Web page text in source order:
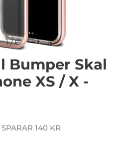
1/6
Bumper Skal
XS / X -
140 KR